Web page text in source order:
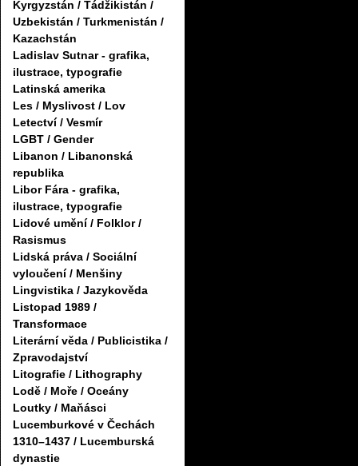
Kyrgyzstán / Tádžikistán /
Uzbekistán / Turkmenistán /
Kazachstán
Ladislav Sutnar - grafika,
ilustrace, typografie
Latinská amerika
Les / Myslivost / Lov
Letectví / Vesmír
LGBT / Gender
Libanon / Libanonská
republika
Libor Fára - grafika,
ilustrace, typografie
Lidové umění / Folklor /
Rasismus
Lidská práva / Sociální
vyloučení / Menšiny
Lingvistika / Jazykověda
Listopad 1989 /
Transformace
Literární věda / Publicistika /
Zpravodajství
Litografie / Lithography
Lodě / Moře / Oceány
Loutky / Maňásci
Lucemburkové v Čechách
1310–1437 / Lucemburská
dynastie